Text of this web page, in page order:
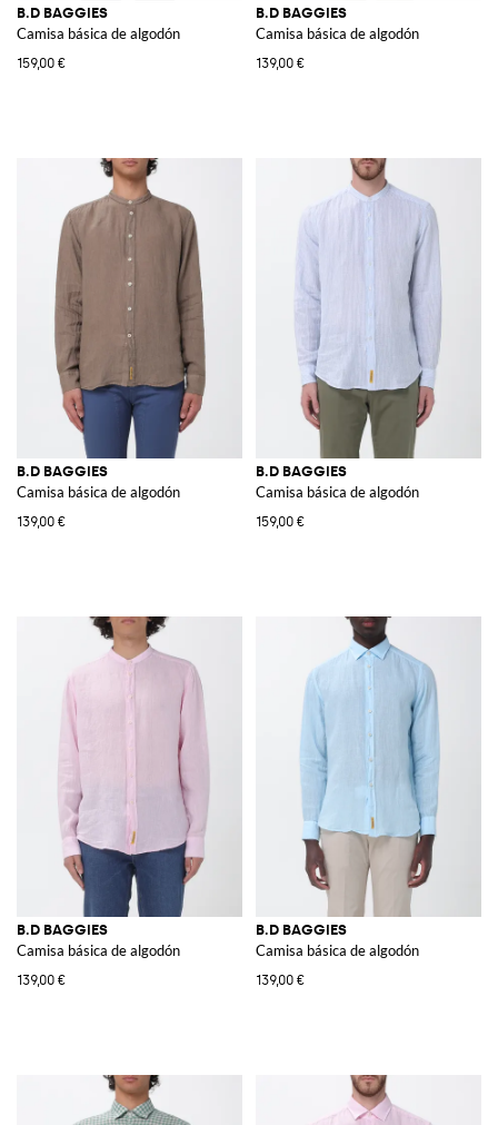
B.D BAGGIES
Camisa básica de algodón
159,00 €
B.D BAGGIES
Camisa básica de algodón
139,00 €
B.D BAGGIES
Camisa básica de algodón
139,00 €
B.D BAGGIES
Camisa básica de algodón
159,00 €
B.D BAGGIES
Camisa básica de algodón
139,00 €
B.D BAGGIES
Camisa básica de algodón
139,00 €